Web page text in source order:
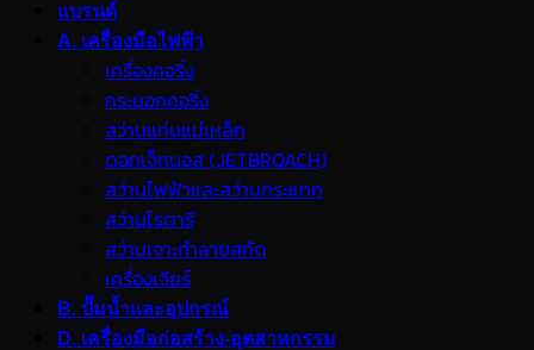
แบรนด์
A. เครื่องมือไฟฟ้า
เครื่องคอริ่ง
กระบอกคอริ่ง
สว่านแท่นแม่เหล็ก
ดอกเจ็ทบอส (JETBROACH)
สว่านไฟฟ้าและสว่านกระแทก
สว่านโรตารี
สว่านเจาะทำลายสกัด
เครื่องเจียร์
B. ปั๊มน้ำและอุปกรณ์
D. เครื่องมือก่อสร้าง-อุตสาหกรรม